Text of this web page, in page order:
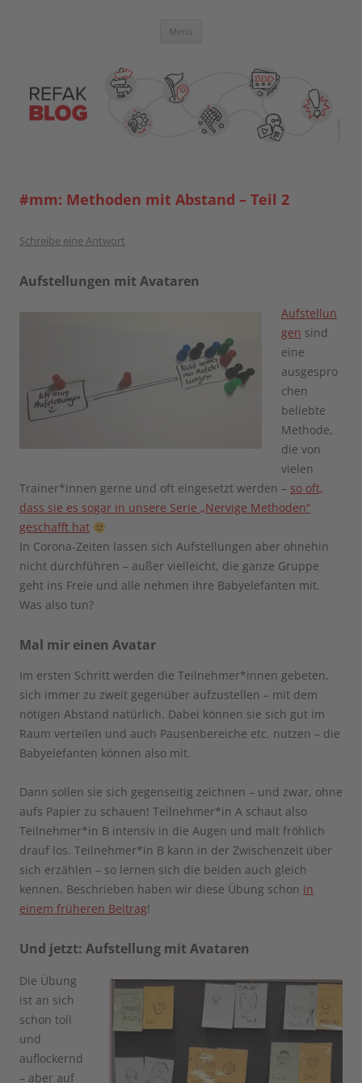
Blog der Referent:innen Akademie
Menü
#mm: Methoden mit Abstand – Teil 2
Schreibe eine Antwort
Aufstellungen mit Avataren
Aufstellun
gen sind
eine
ausgespro
chen
beliebte
Methode,
die von
vielen
Trainer*innen gerne und oft eingesetzt werden – so oft,
dass sie es sogar in unsere Serie „Nervige Methoden“
geschafft hat
In Corona-Zeiten lassen sich Aufstellungen aber ohnehin
nicht durchführen – außer vielleicht, die ganze Gruppe
geht ins Freie und alle nehmen ihre Babyelefanten mit.
Was also tun?
Mal mir einen Avatar
Im ersten Schritt werden die Teilnehmer*innen gebeten,
sich immer zu zweit gegenüber aufzustellen – mit dem
nötigen Abstand natürlich. Dabei können sie sich gut im
Raum verteilen und auch Pausenbereiche etc. nutzen – die
Babyelefanten können also mit.
Dann sollen sie sich gegenseitig zeichnen – und zwar, ohne
aufs Papier zu schauen! Teilnehmer*in A schaut also
Teilnehmer*in B intensiv in die Augen und malt fröhlich
drauf los. Teilnehmer*in B kann in der Zwischenzeit über
sich erzählen – so lernen sich die beiden auch gleich
kennen. Beschrieben haben wir diese Übung schon in
einem früheren Beitrag!
Und jetzt: Aufstellung mit Avataren
Die Übung
ist an sich
schon toll
und
auflockernd
– aber auf